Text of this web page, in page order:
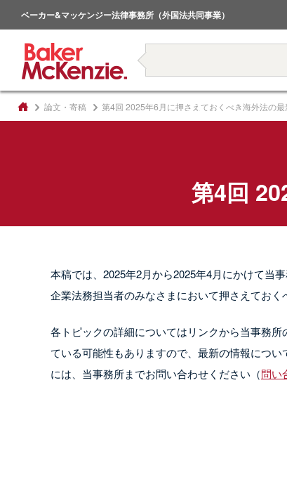
ベーカー&マッケンジー法律事務所（外国法共同事業）
著書
論文・寄稿 第4回 2025年6月に押さえておくべき海外法の最
第4回
本稿では、2025年2⽉から2025年4⽉にかけて当
企業法務担当者のみなさまにおいて押さえておく
各トピックの詳細についてはリンクから当事務
ている可能性もありますので、最新の情報につ
には、当事務所までお問い合わせください（問い